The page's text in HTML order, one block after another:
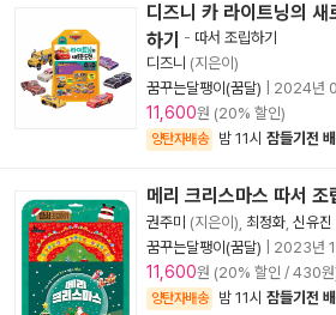
디즈니 카 라이트닝의 새
하기 - 따서 조립하기
디즈니 (지은이)
꿈꾸는달팽이(꿈달)
2024년
11,600원 (20% 할인)
양탄자배송 밤 11시 잠들기전
메리 크리스마스 따서 조
권주미 (지은이), 최정화 신유진
꿈꾸는달팽이(꿈달)
2023년
11,600원 (20% 할인 / 430
양탄자배송 밤 11시 잠들기전